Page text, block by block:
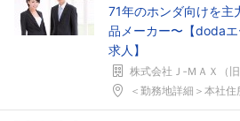
71年のホンダ向けを主
品メーカー〜【doda
求人】
株式会社Ｊ‐ＭＡＸ（
＜勤務地詳細＞本社住所